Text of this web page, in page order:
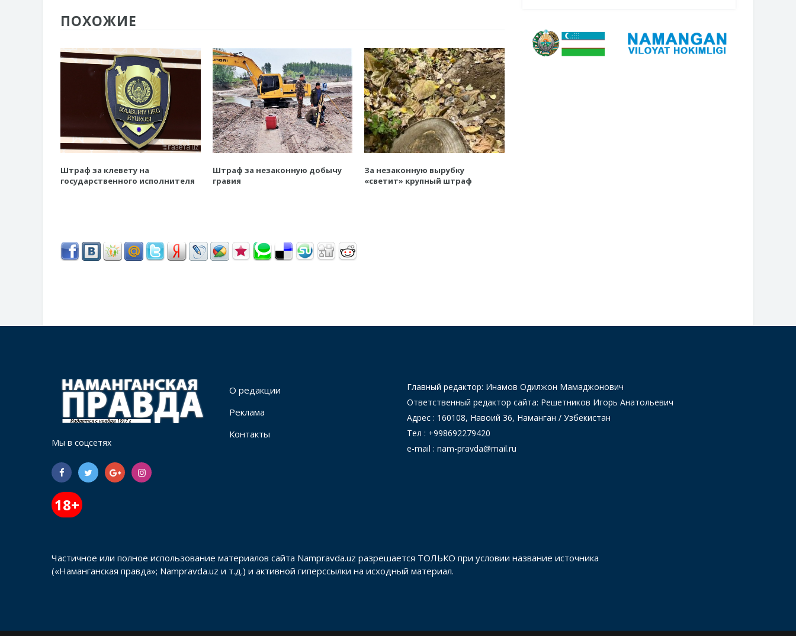
ПОХОЖИЕ
Штраф за клевету на
государственного исполнителя
Штраф за незаконную добычу
гравия
За незаконную вырубку
«светит» крупный штраф
Мы в соцсетях
О редакции
Реклама
Контакты
Главный редактор: Инамов Одилжон Мамаджонович
Ответственный редактор сайта: Решетников Игорь Анатольевич
Адрес : 160108, Навоий 36, Наманган / Узбекистан
Тел : +998692279420
e-mail : nam-pravda@mail.ru
18+
Частичное или полное использование материалов сайта Nampravda.uz разрешается ТОЛЬКО при условии название источника
(«Наманганская правда»; Nampravda.uz и т.д.) и активной гиперссылки на исходный материал.